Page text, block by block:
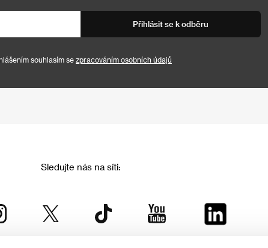
Přihlásit se k odběru
souhlasím se zpracováním osobních údajů
Sledujte nás na síti: